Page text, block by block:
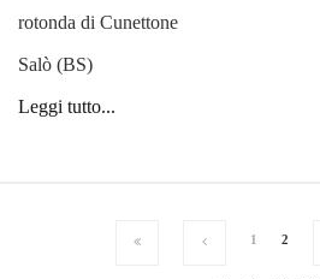
rotonda di Cunettone
Salò (BS)
Leggi tutto...
1 2